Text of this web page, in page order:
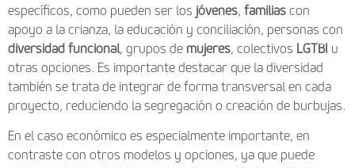
específicos, como pueden ser los jóvenes, familias con
apoyo a la crianza, la educación y conciliación, personas con
diversidad funcional, grupos de mujeres, colectivos LGTBI u
otras opciones. Es importante destacar que la diversidad
también se trata de integrar de forma transversal en cada
proyecto, reduciendo la segregación o creación de burbujas.
En el caso económico es especialmente importante, en
contraste con otros modelos y opciones, ya que puede